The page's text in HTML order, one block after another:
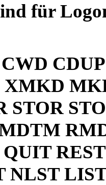
für
CDUP
XMKD
STOR
REST
NLST